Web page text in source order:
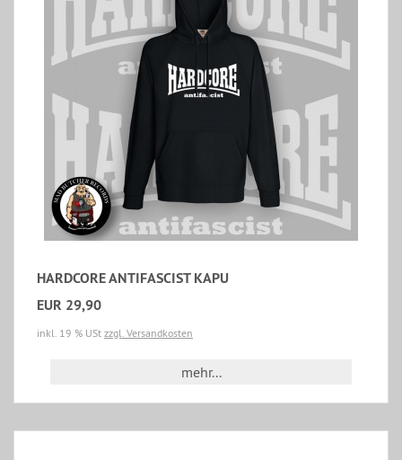
HARDCORE ANTIFASCIST KAPU
EUR 29,90
inkl. 19 % USt zzgl. Versandkosten
mehr...